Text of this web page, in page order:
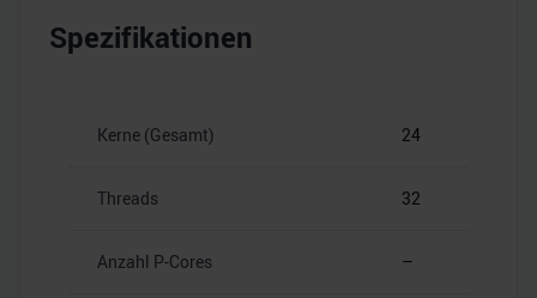
Spezifikationen
Kerne (Gesamt) 24
Threads 32
Anzahl P-Cores –